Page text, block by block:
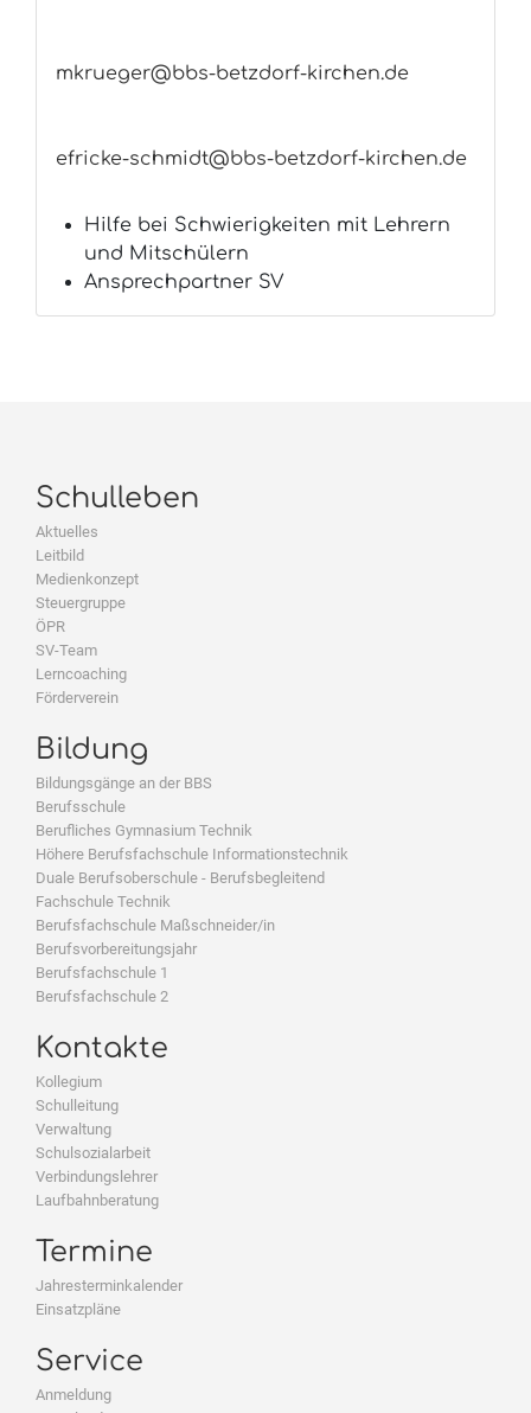
mkrueger@bbs-betzdorf-kirchen.de
efricke-schmidt@bbs-betzdorf-kirchen.de
Hilfe bei Schwierigkeiten mit Lehrern
und Mitschülern
Ansprechpartner SV
Schulleben
Aktuelles
Leitbild
Medienkonzept
Steuergruppe
ÖPR
SV-Team
Lerncoaching
Förderverein
Bildung
Bildungsgänge an der BBS
Berufsschule
Berufliches Gymnasium Technik
Höhere Berufsfachschule Informationstechnik
Duale Berufsoberschule - Berufsbegleitend
Fachschule Technik
Berufsfachschule Maßschneider/in
Berufsvorbereitungsjahr
Berufsfachschule 1
Berufsfachschule 2
Kontakte
Kollegium
Schulleitung
Verwaltung
Schulsozialarbeit
Verbindungslehrer
Laufbahnberatung
Termine
Jahresterminkalender
Einsatzpläne
Service
Anmeldung